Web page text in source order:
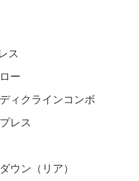
ス
ー
ィクラインコンボ
レス
ウン（リア）